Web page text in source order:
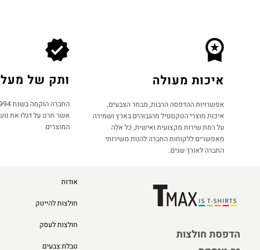
איכות מעולה
אפשרויות ההדפסה הרבות, מבחר הצבעים,
איכות מוצרי הטקסטיל מהגבוהים בארץ ושמירה
על רמת שירות מקצועית ואישית, כל אלה
מאפשרים ללקוחות החברה להנות משירותי
החברה לאורך שנים.
ותק של מעל 20 שנה
אשר חרט על דגלו את
המוצרים
הדפסת חולצות
אודות
חולצות להייטק
חולצות לעסק
טבלת צבעים